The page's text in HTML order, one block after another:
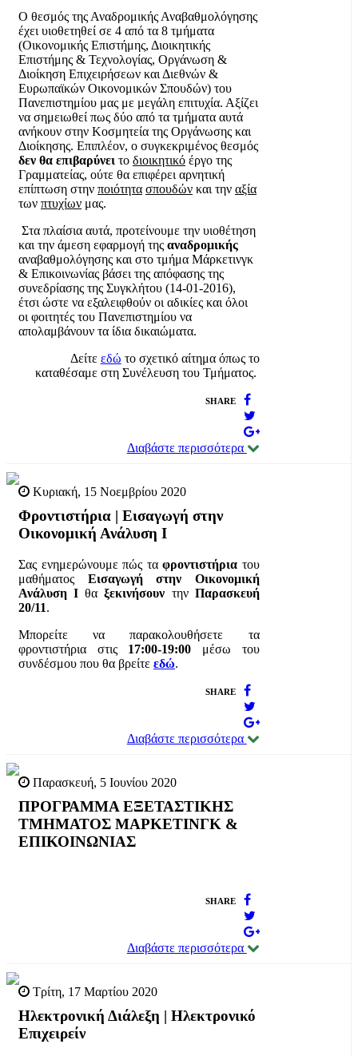
Ο θεσμός της Αναδρομικής Αναβαθμολόγησης
έχει υιοθετηθεί σε 4 από τα 8 τμήματα
(Οικονομικής Επιστήμης, Διοικητικής
Επιστήμης & Τεχνολογίας, Οργάνωση &
Διοίκηση Επιχειρήσεων και Διεθνών &
Ευρωπαϊκών Οικονομικών Σπουδών) του
Πανεπιστημίου μας με μεγάλη επιτυχία. Αξίζει
να σημειωθεί πως δύο από τα τμήματα αυτά
ανήκουν στην Κοσμητεία της Οργάνωσης και
Διοίκησης. Επιπλέον, ο συγκεκριμένος θεσμός
δεν θα επιβαρύνει το διοικητικό έργο της
Γραμματείας, ούτε θα επιφέρει αρνητική
επίπτωση στην ποιότητα σπουδών και την αξία
των πτυχίων μας.
Στα πλαίσια αυτά, προτείνουμε την υιοθέτηση
και την άμεση εφαρμογή της αναδρομικής
αναβαθμολόγησης και στο τμήμα Μάρκετινγκ
& Επικοινωνίας βάσει της απόφασης της
συνεδρίασης της Συγκλήτου (14-01-2016),
έτσι ώστε να εξαλειφθούν οι αδικίες και όλοι
οι φοιτητές του Πανεπιστημίου να
απολαμβάνουν τα ίδια δικαιώματα.
Δείτε εδώ το σχετικό αίτημα όπως το
καταθέσαμε στη Συνέλευση του Τμήματος.
SHARE
Διαβάστε περισσότερα
Κυριακή, 15 Νοεμβρίου 2020
Φροντιστήρια | Εισαγωγή στην
Οικονομική Ανάλυση I
Σας ενημερώνουμε πώς ταφροντιστήρια του
μαθήματος Εισαγωγή στην Οικονομική
Ανάλυση I θαξεκινήσουν την Παρασκευή
20/11.
Μπορείτε να παρακολουθήσετε τα
φροντιστήρια στις 17:00-19:00 μέσω του
συνδέσμου που θα βρείτε εδώ.
SHARE
Διαβάστε περισσότερα
Παρασκευή, 5 Ιουνίου 2020
ΠΡΟΓΡΑΜΜΑ ΕΞΕΤΑΣΤΙΚΗΣ
ΤΜΗΜΑΤΟΣ ΜΑΡΚΕΤΙΝΓΚ &
ΕΠΙΚΟΙΝΩΝΙΑΣ
SHARE
Διαβάστε περισσότερα
Τρίτη, 17 Μαρτίου 2020
Ηλεκτρονική Διάλεξη | Ηλεκτρονικό
Επιχειρείν